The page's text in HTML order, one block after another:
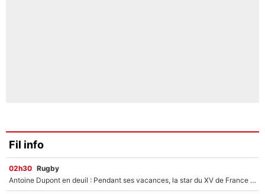
Fil info
02h30 Rugby
Antoine Dupont en deuil : Pendant ses vacances, la star du XV de France a perdu sa grand-mère